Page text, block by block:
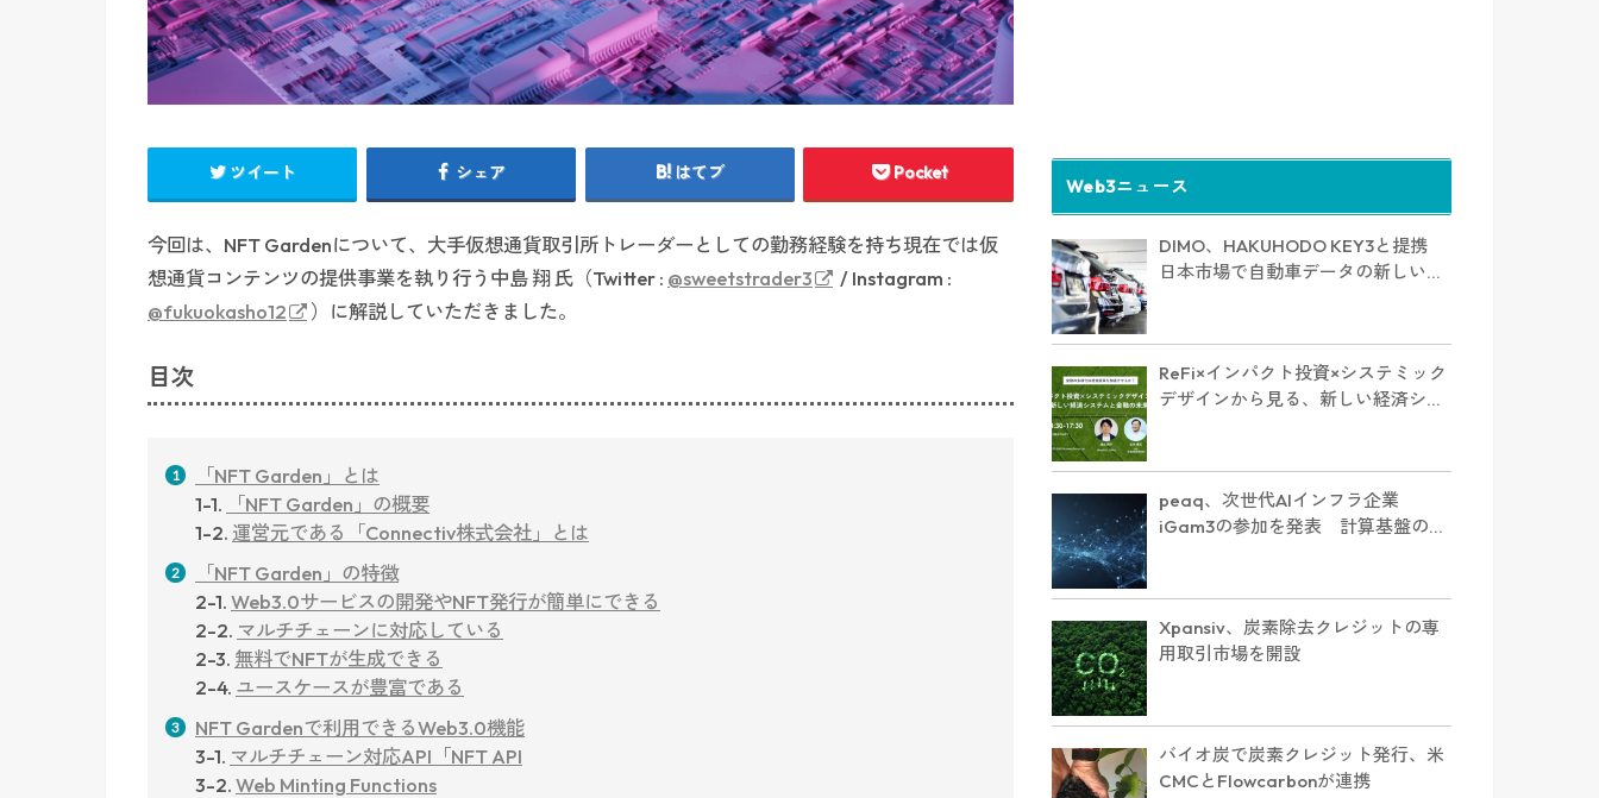
ツイート シェア はてブ Pocket
今回は、NFT Gardenについて、大手仮想通貨取引所トレーダーとしての勤務経験を持ち現在では仮
想通貨コンテンツの提供事業を執り行う中島 翔 氏（Twitter : @sweetstrader3
/ Instagram :
@fukuokasho12
）に解説していただきました。
目次
「NFT Garden」とは
1-1.
「NFT Garden」の概要
1-2. 運営元である「Connectiv株式会社」とは
「NFT Garden」の特徴
2-1. Web3.0サービスの開発やNFT発行が簡単にできる
2-2. マルチチェーンに対応している
2-3. 無料でNFTが生成できる
2-4. ユースケースが豊富である
NFT Gardenで利用できるWeb3.0機能
3-1. マルチチェーン対応API「NFT API
3-2. Web Minting Functions
Web3ニュース
DIMO、HAKUHODO KEY3と提携
日本市場で自動車データの新しい未
ReFi×インパクト投資×システミック
デザインから見る、新しい経済シス
Lab）
peaq、次世代AIインフラ企業
iGam3の参加を発表 計算基盤の分
Xpansiv、炭素除去クレジットの専
用取引市場を開設
バイオ炭で炭素クレジット発行、米
CMCとFlowcarbonが連携